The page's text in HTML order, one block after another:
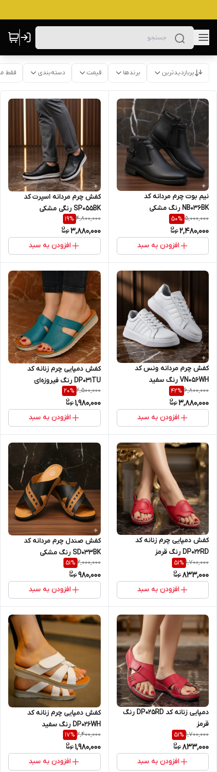
پربازدیدترین برندها قیمت دسته‌بندی فقط
نیم بوت چرم مردانه کد
NB036BK رنگ مشکی
5,000,000
50%
2,480,000
افزودن به سبد
کفش چرم مردانه اسپرت کد
SP055BK رنگی مشکی
4,800,000
19%
3,880,000
افزودن به سبد
کفش چرم مردانه ونس کد
VN056WH رنگ سفید
6,800,000
42%
3,880,000
افزودن به سبد
کفش دمپایی چرم زنانه کد
DP031TU رنگ فیروزه‌ای
2,500,000
20%
1,980,000
افزودن به سبد
کفش دمپایی چرم زنانه کد
DP022RD رنگ قرمز
1,700,000
51%
833,000
افزودن به سبد
کفش صندل چرم مردانه کد
SD033BK رنگ مشکی
2,000,000
51%
980,000
افزودن به سبد
دمپایی زنانه کد DP025RD رنگ
قرمز
1,700,000
51%
833,000
افزودن به سبد
کفش دمپایی چرم زنانه کد
DP026WH رنگ سفید
2,400,000
17%
1,980,000
افزودن به سبد